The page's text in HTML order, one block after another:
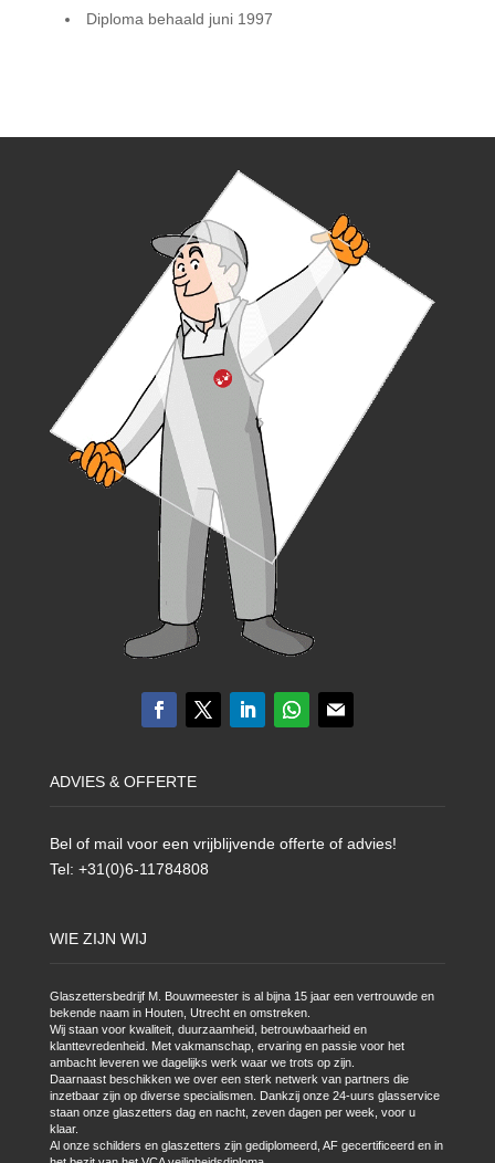
Diploma behaald juni 1997
ADVIES & OFFERTE
Bel of mail voor een vrijblijvende offerte of advies!
Tel: +31(0)6-11784808
WIE ZIJN WIJ
Glaszettersbedrijf M. Bouwmeester is al bijna 15 jaar een vertrouwde en
bekende naam in Houten, Utrecht en omstreken.
Wij staan voor kwaliteit, duurzaamheid, betrouwbaarheid en
klanttevredenheid. Met vakmanschap, ervaring en passie voor het
ambacht leveren we dagelijks werk waar we trots op zijn.
Daarnaast beschikken we over een sterk netwerk van partners die
inzetbaar zijn op diverse specialismen. Dankzij onze 24-uurs glasservice
staan onze glaszetters dag en nacht, zeven dagen per week, voor u
klaar.
Al onze schilders en glaszetters zijn gediplomeerd, AF gecertificeerd en in